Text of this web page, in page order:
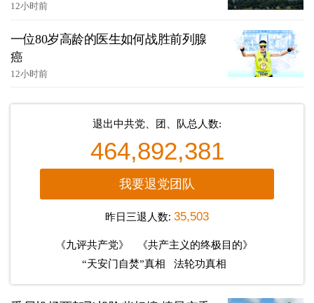
12小时前
一位80岁高龄的医生如何战胜前列腺
癌
12小时前
退出中共党、团、队总人数:
464,892,381
我要退党团队
昨日三退人数: 35,503
《九评共产党》
《共产主义的终极目的》
“天安门自焚”真相
法轮功真相